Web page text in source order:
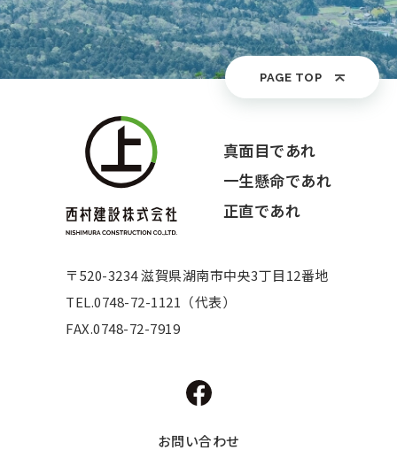
PAGE TOP
真面目であれ
一生懸命であれ
正直であれ
〒520-3234 滋賀県湖南市中央3丁目12番地
TEL.0748-72-1121（代表）
FAX.0748-72-7919
お問い合わせ